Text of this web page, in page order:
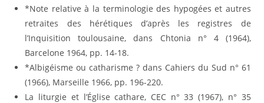
*Note relative à la terminologie des hypogées et autres
retraites des hérétiques d’après les registres de
l’Inquisition toulousaine, dans Chtonia n° 4 (1964),
Barcelone 1964, pp. 14-18.
*Albigéisme ou catharisme ? dans Cahiers du Sud n° 61
(1966), Marseille 1966, pp. 196-220.
La liturgie et l’Église cathare, CEC n° 33 (1967), n° 35